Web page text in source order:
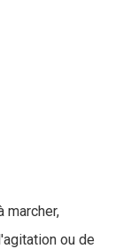
marcher,
ou de